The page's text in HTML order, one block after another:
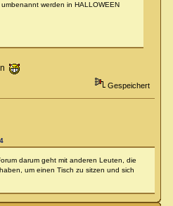
werden in HALLOWEEN
Gespeichert
darum geht mit anderen Leuten, die
um einen Tisch zu sitzen und sich